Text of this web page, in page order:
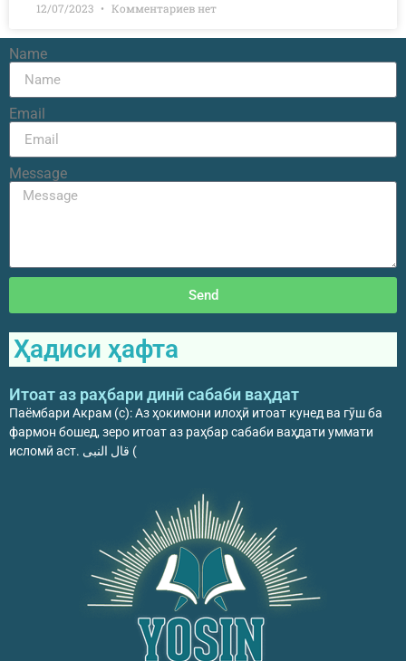
12/07/2023 Комментариев нет
Name
Email
Message
Send
Ҳадиси ҳафта
Итоат аз раҳбари динӣ сабаби ваҳдат
Паёмбари Акрам (с): Аз ҳокимони илоҳӣ итоат кунед ва гӯш ба
фармон бошед, зеро итоат аз раҳбар сабаби ваҳдати уммати
исломӣ аст. قال النبی (